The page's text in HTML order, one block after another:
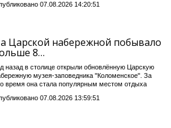
07.08.2026 14:20:51
Царской набережной побывало
8…
назад в столице открыли обновлённую Царскую
музея-заповедника "Коломенское". За
время она стала популярным местом отдыха
07.08.2026 13:59:51